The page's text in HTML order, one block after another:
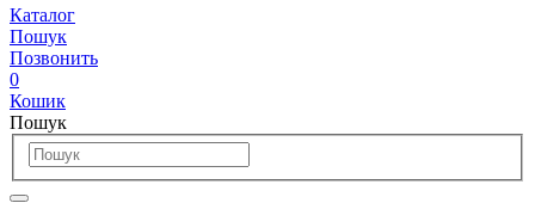
Каталог
Пошук
Позвонить
Кошик
Пошук